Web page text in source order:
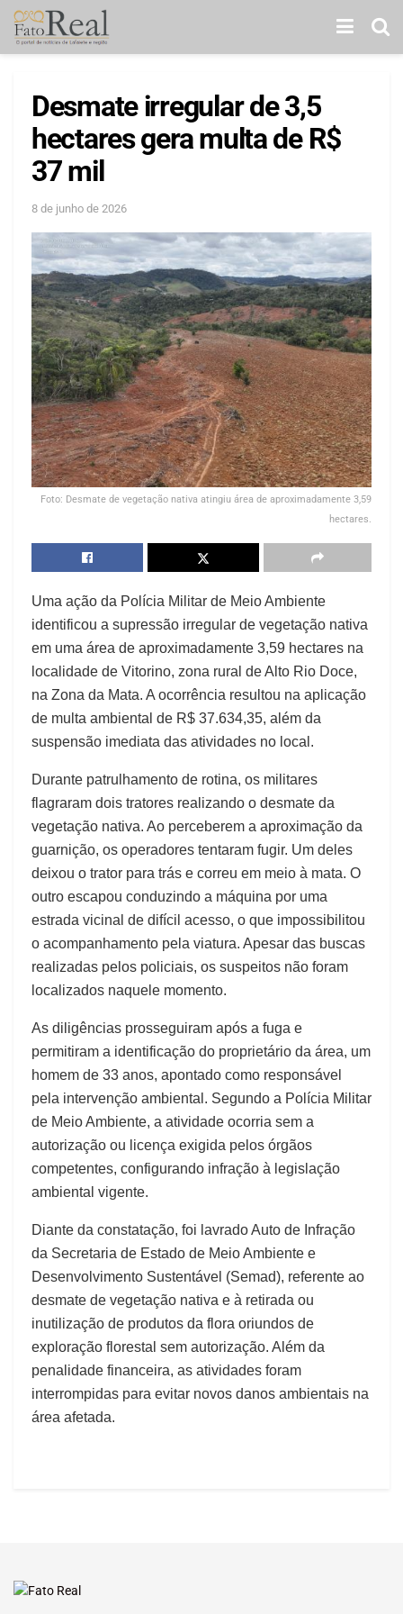
Desmate irregular de 3,5
hectares gera multa de R$
37 mil
8 de junho de 2026
Foto: Desmate de vegetação nativa atingiu área de aproximadamente 3,59
hectares.
Uma ação da Polícia Militar de Meio Ambiente
identificou a supressão irregular de vegetação nativa
em uma área de aproximadamente 3,59 hectares na
localidade de Vitorino, zona rural de Alto Rio Doce,
na Zona da Mata. A ocorrência resultou na aplicação
de multa ambiental de R$ 37.634,35, além da
suspensão imediata das atividades no local.
Durante patrulhamento de rotina, os militares
flagraram dois tratores realizando o desmate da
vegetação nativa. Ao perceberem a aproximação da
guarnição, os operadores tentaram fugir. Um deles
deixou o trator para trás e correu em meio à mata. O
outro escapou conduzindo a máquina por uma
estrada vicinal de difícil acesso, o que impossibilitou
o acompanhamento pela viatura. Apesar das buscas
realizadas pelos policiais, os suspeitos não foram
localizados naquele momento.
As diligências prosseguiram após a fuga e
permitiram a identificação do proprietário da área, um
homem de 33 anos, apontado como responsável
pela intervenção ambiental. Segundo a Polícia Militar
de Meio Ambiente, a atividade ocorria sem a
autorização ou licença exigida pelos órgãos
competentes, configurando infração à legislação
ambiental vigente.
Diante da constatação, foi lavrado Auto de Infração
da Secretaria de Estado de Meio Ambiente e
Desenvolvimento Sustentável (Semad), referente ao
desmate de vegetação nativa e à retirada ou
inutilização de produtos da flora oriundos de
exploração florestal sem autorização. Além da
penalidade financeira, as atividades foram
interrompidas para evitar novos danos ambientais na
área afetada.